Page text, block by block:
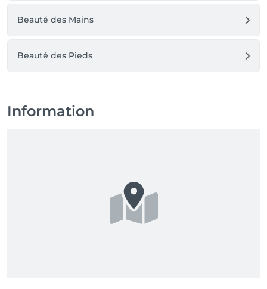
Beauté des Mains
Beauté des Pieds
Information